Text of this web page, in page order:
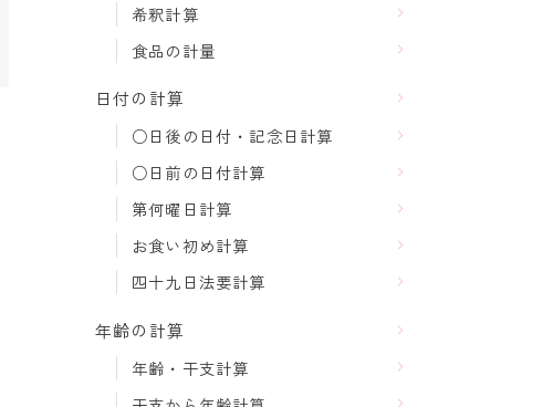
希釈計算
食品の計量
日付の計算
○日後の日付・記念日計算
○日前の日付計算
第何曜日計算
お食い初め計算
四十九日法要計算
年齢の計算
年齢・干支計算